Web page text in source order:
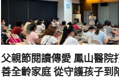
父親節閱讀傳愛 鳳山醫院
善全齡家庭 從守護孩子到